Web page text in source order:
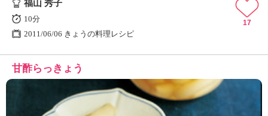
福山 秀子
10分
2011/06/06 きょうの料理レシピ
17
甘酢らっきょう